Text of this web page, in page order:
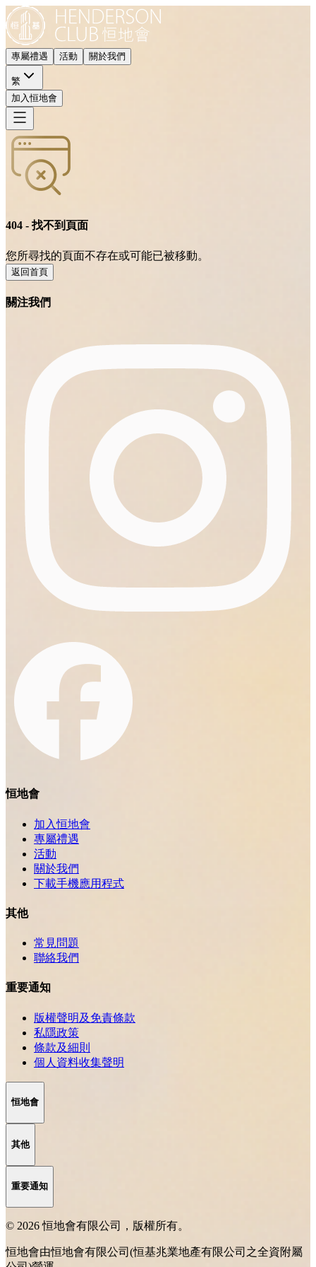
專屬禮遇 活動 關於我們
繁
加入恒地會
404 - 找不到頁面
您所尋找的頁面不存在或可能已被移動。
返回首頁
關注我們
恒地會
加入恒地會
專屬禮遇
活動
關於我們
下載手機應用程式
其他
常見問題
聯絡我們
重要通知
版權聲明及免責條款
私隱政策
條款及細則
個人資料收集聲明
恒地會
其他
重要通知
© 2026 恒地會有限公司，版權所有。
恒地會由恒地會有限公司(恒基兆業地產有限公司之全資附屬